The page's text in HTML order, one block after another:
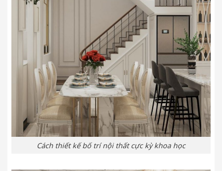
Cách thiết kế bố trí nội thất cực kỳ khoa học